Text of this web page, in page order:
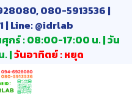
080-5913536 |
| Line: @idrlab
กร์ : 08:00-17:00 น. | วัน
. |วันอาทิตย์ : หยุด